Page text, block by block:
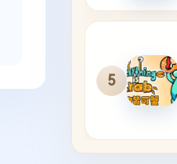
5